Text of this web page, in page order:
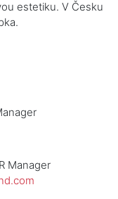
estetiku. V Česku
Manager